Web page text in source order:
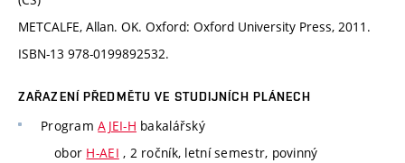
METCALFE, Allan. OK. Oxford: Oxford University Press, 2011.
ISBN-13 978-0199892532.
ZAŘAZENÍ PŘEDMĚTU VE STUDIJNÍCH PLÁNECH
ProgramAJEI-H bakalářský
obor H-AEI , 2 ročník, letní semestr, povinný